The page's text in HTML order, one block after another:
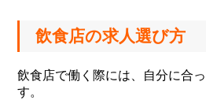
飲食店の求人選び方
飲食店で働く際には、自分に合
す。